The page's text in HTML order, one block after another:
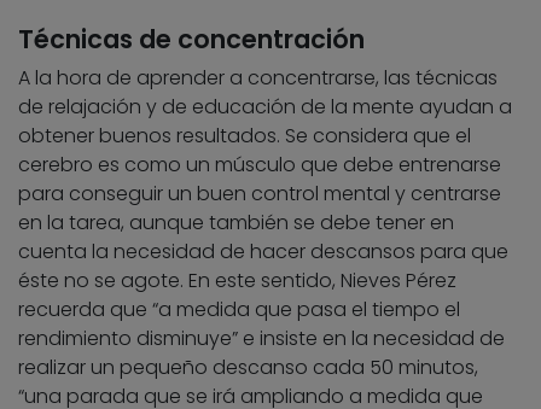
Técnicas de concentración
A la hora de aprender a concentrarse, las técnicas
de relajación y de educación de la mente ayudan a
obtener buenos resultados. Se considera que el
cerebro es como un músculo que debe entrenarse
para conseguir un buen control mental y centrarse
en la tarea, aunque también se debe tener en
cuenta la necesidad de hacer descansos para que
éste no se agote. En este sentido, Nieves Pérez
recuerda que “a medida que pasa el tiempo el
rendimiento disminuye” e insiste en la necesidad de
realizar un pequeño descanso cada 50 minutos,
“una parada que se irá ampliando a medida que